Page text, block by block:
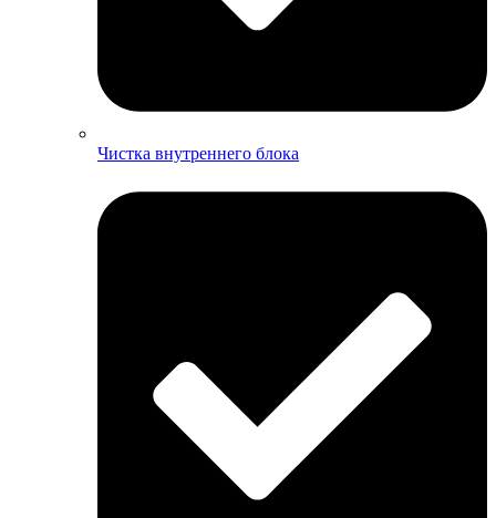
Чистка внутреннего блока